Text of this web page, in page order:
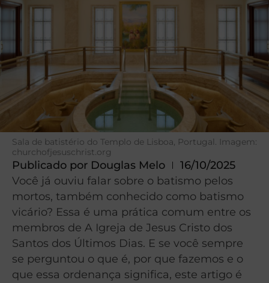
Sala de batistério do Templo de Lisboa, Portugal. Imagem:
churchofjesuschrist.org
Publicado por Douglas Melo
16/10/2025
Você já ouviu falar sobre o batismo pelos
mortos, também conhecido como batismo
vicário? Essa é uma prática comum entre os
membros de A Igreja de Jesus Cristo dos
Santos dos Últimos Dias. E se você sempre
se perguntou o que é, por que fazemos e o
que essa ordenança significa, este artigo é